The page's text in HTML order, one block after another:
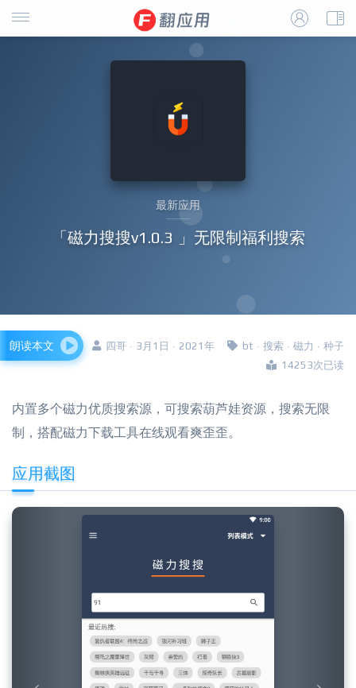
最新应用
「磁力搜搜v1.0.3 」无限制福利搜索
四哥 · 3月1日 · 2021年 bt · 搜索 · 磁力 · 种子
14253次已读
朗读本文
内置多个磁力优质搜索源，可搜索葫芦娃资源，搜索无限
制，搭配磁力下载工具在线观看爽歪歪。
应用截图
Previous Next